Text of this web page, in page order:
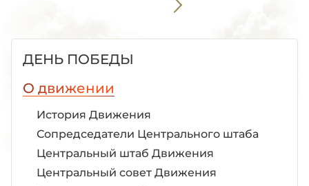
ДЕНЬ ПОБЕДЫ
О движении
История Движения
Сопредседатели Центрального штаба
Центральный штаб Движения
Центральный совет Движения